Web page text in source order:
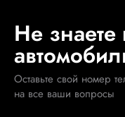
Не знаете
Оставьте свой номер
на все ваши вопросы